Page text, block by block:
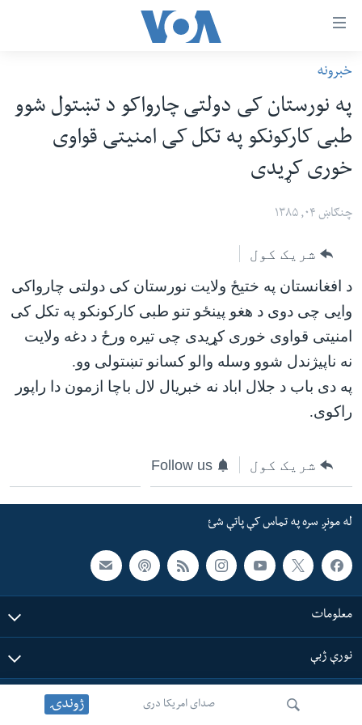
رسي
وړ
اتصالات
اصلي
ته
عمومي
لارښود
لاړ
لټون
افغانستان
سیمه
امریکا
نړۍ
ځوانان
د بیان ازادي
روغتیا
سرمقاله
له مونږ سره په تماس کې پاتې شئ
ژبې
صدای امریکا دری ژوندۍ
خبرونه
په نورستان کی دولتی چارواکو د تښتول شوو
طبی کارکونکو په تکل کی امنیتی قواوی
خوری کړیدی
چنګاښ ۰۴, ۱۳۸۵
شریک کول
د افغانستان په ختیځ ولایت نورستان کی دولتی چارواکی
وایی چی دوی د هغو پینځو تنو طبی کارکونکو په تکل کی
امنیتی قواوی خوری کړیدی چی تیره ورځ د دغه ولایت
نه ناپیژندل شوو وسله والو کسانو تښتولی وو.
په دی باب د جلال اباد نه خبریال لال باچا ازمون دا راپور
راکوی.
شریک کول Follow us
له مونږ سره په تماس کې پاتې شئ
معلومات
نورې ژبې